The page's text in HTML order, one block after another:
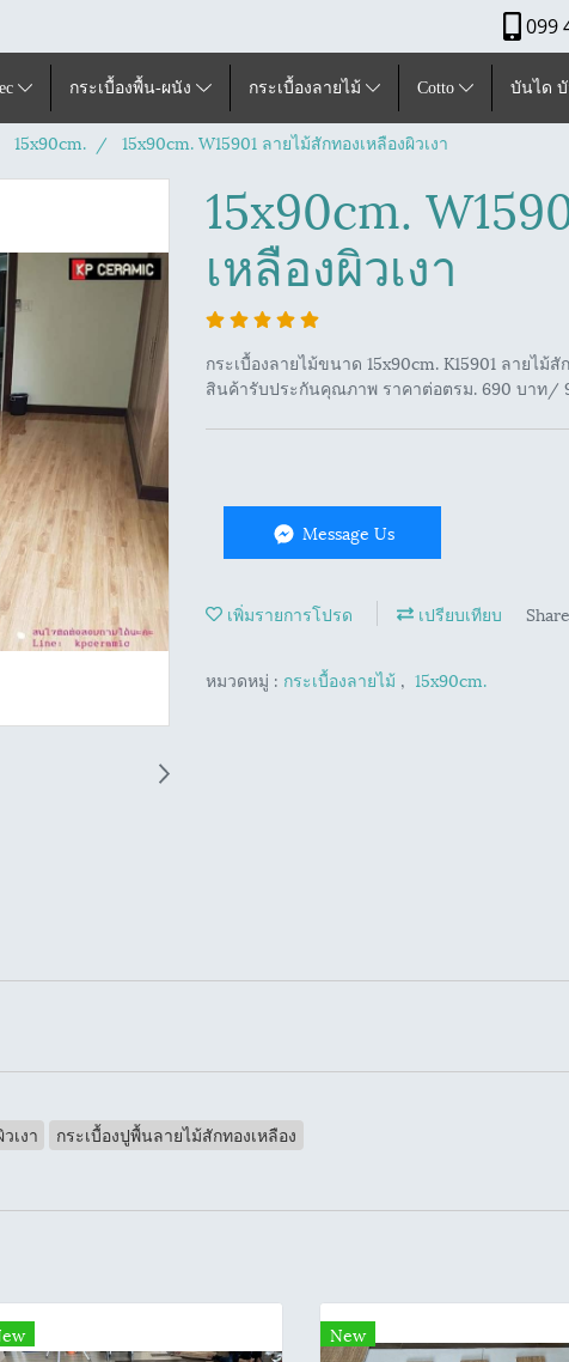
099
กระเบื้องพื้น-ผนัง กระเบื้องลายไม้ Cotto บันได
15x90cm. 15x90cm. W15901 ลายไม้สักทองเหลืองผิวเงา
15x90cm.
เหลืองผิวเงา
กระเบื้องลายไม้ขนาด 15x90cm. K15901 ลายไม้
สินค้ารับประกันคุณภาพ ราคาต่อตรม. 690 บาท/
Message Us
เพิ่มรายการโปรด เปรียบเทียบ Share
หมวดหมู่ : กระเบื้องลายไม้ , 15x90cm.
เงา กระเบื้องปูพื้นลายไม้สักทองเหลือง
New